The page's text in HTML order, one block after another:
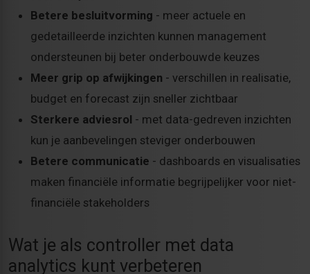
Betere besluitvorming - meer actuele en
gedetailleerde inzichten kunnen management
ondersteunen bij beter onderbouwde keuzes
Meer grip op afwijkingen - verschillen in realisatie,
budget en forecast zijn sneller zichtbaar
Sterkere adviesrol - met data-gedreven inzichten
kun je aanbevelingen steviger onderbouwen
Betere communicatie - dashboards en visualisaties
maken financiële informatie begrijpelijker voor niet-
financiële stakeholders
Wat je als controller met data
analytics kunt verbeteren